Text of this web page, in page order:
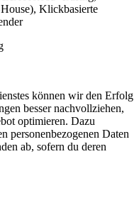
Klickbasierte
können wir den Erfolg
besser nachvollziehen,
optimieren. Dazu
personenbezogenen Daten
ab, sofern du deren